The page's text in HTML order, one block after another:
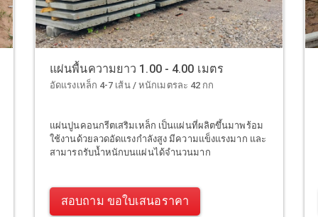
แผ่นพื้นความยาว 1.00 - 4.00 เมตร
อัดแรงเหล็ก 4-7 เส้น / หนักเมตรละ 42 กก
แผ่นปูนคอนกรีตเสริมเหล็ก เป็นแผ่นที่ผลิตขึ้นมาพร้อม
ใช้งานด้วยลวดอัดแรงกำลังสูง มีความแข็งแรงมาก และ
สามารถรับน้ำหนักบนแผ่นได้จำนวนมาก
สอบถาม ขอใบเสนอราคา